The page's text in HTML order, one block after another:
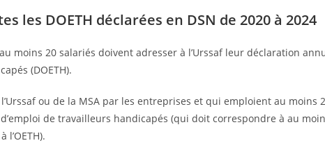
les DOETH déclarées en DSN de 2020 à 2024
moins 20 salariés doivent adresser à l’Urssaf leur déclaration
(DOETH).
ou de la MSA par les entreprises et qui emploient au moins
de travailleurs handicapés (qui doit correspondre à au
l’OETH).